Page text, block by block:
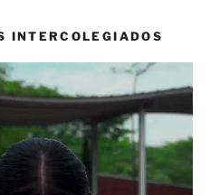
INTERCOLEGIADOS